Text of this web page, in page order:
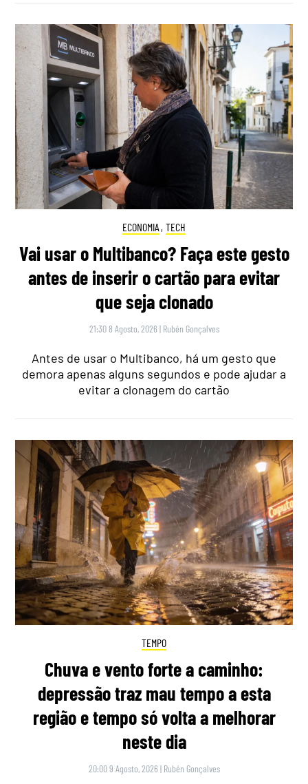
ECONOMIA , TECH
Vai usar o Multibanco? Faça este gesto
antes de inserir o cartão para evitar
que seja clonado
21:30 8 Agosto, 2026 | Rubén Gonçalves
Antes de usar o Multibanco, há um gesto que
demora apenas alguns segundos e pode ajudar a
evitar a clonagem do cartão
TEMPO
Chuva e vento forte a caminho:
depressão traz mau tempo a esta
região e tempo só volta a melhorar
neste dia
20:00 9 Agosto, 2026 | Rubén Gonçalves